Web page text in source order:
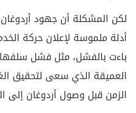
لكن المشكلة أن جهود
أدلة ملموسة لإعلان حركة
باءت بالفشل، مثل فشل سلفها
العميقة الذي سعى لتحقيق
الزمن قبل وصول أردوغان إلى